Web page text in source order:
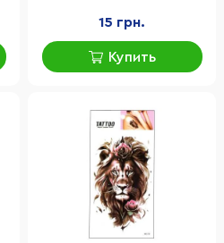
15 грн.
Купить